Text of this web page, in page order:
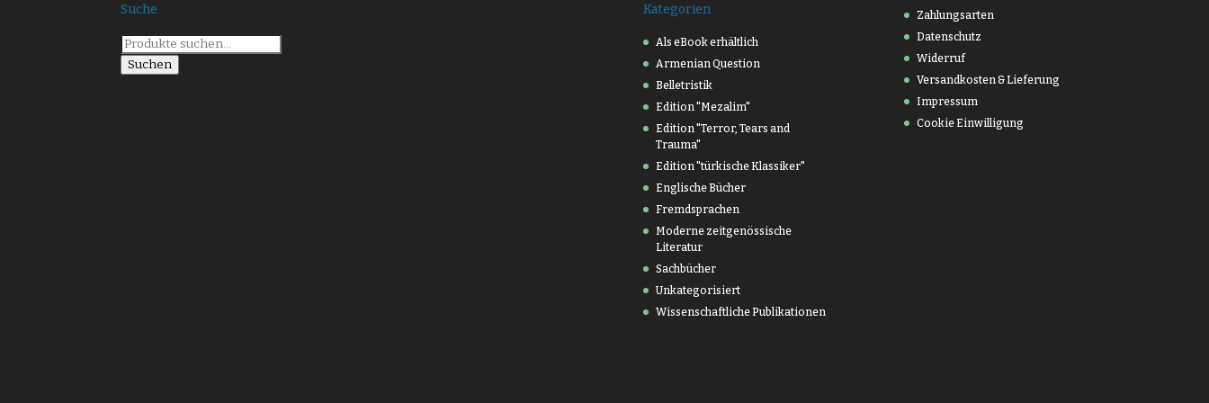
Suche
Suche
nach:
Suchen
Kategorien
Als eBook erhältlich
Armenian Question
Belletristik
Edition "Mezalim"
Edition "Terror, Tears and
Trauma"
Edition "türkische Klassiker"
Englische Bücher
Fremdsprachen
Moderne zeitgenössische
Literatur
Sachbücher
Unkategorisiert
Wissenschaftliche Publikationen
Zahlungsarten
Datenschutz
Widerruf
Versandkosten & Lieferung
Impressum
Cookie Einwilligung